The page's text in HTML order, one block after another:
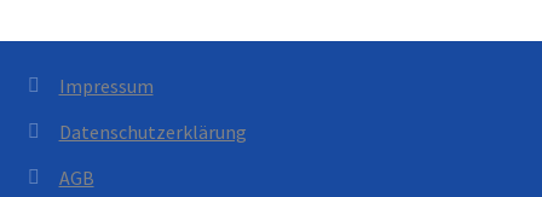
Impressum
Datenschutzerklärung
AGB